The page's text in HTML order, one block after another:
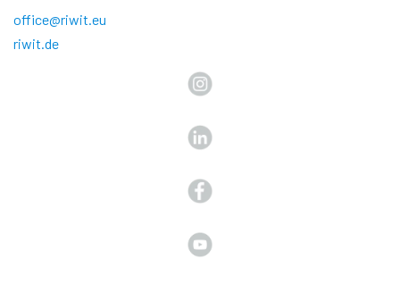
office@riwit.eu
riwit.de